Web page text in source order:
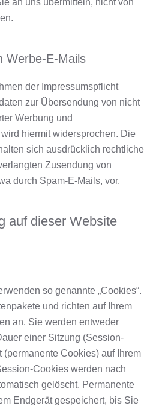
an uns übermitteln, nicht von
Werbe-E-Mails
der Impressumspflicht
zur Übersendung von nicht
Werbung und
hiermit widersprochen. Die
sich ausdrücklich rechtliche
Zusendung von
durch Spam-E-Mails, vor.
auf dieser Website
so genannte „Cookies“.
und richten auf Ihrem
an. Sie werden entweder
einer Sitzung (Session-
(permanente Cookies) auf Ihrem
Cookies werden nach
gelöscht. Permanente
Endgerät gespeichert, bis Sie